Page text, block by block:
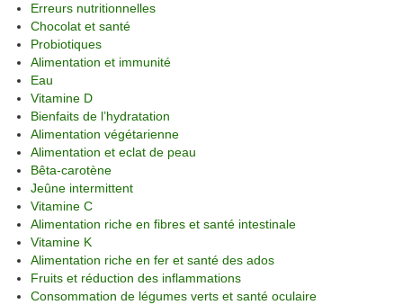
Erreurs nutritionnelles
Chocolat et santé
Probiotiques
Alimentation et immunité
Eau
Vitamine D
Bienfaits de l’hydratation
Alimentation végétarienne
Alimentation et eclat de peau
Bêta-carotène
Jeûne intermittent
Vitamine C
Alimentation riche en fibres et santé intestinale
Vitamine K
Alimentation riche en fer et santé des ados
Fruits et réduction des inflammations
Consommation de légumes verts et santé oculaire